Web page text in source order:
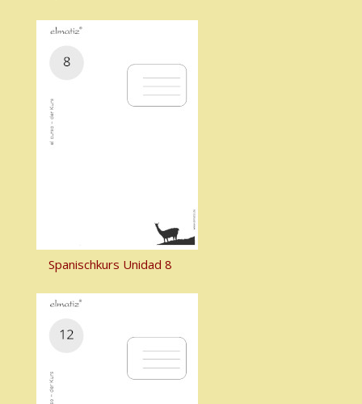
Spanischkurs Unidad 8